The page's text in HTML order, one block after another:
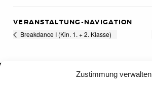
Zustimmung verwalten
VERANSTALTUNG-NAVIGATION
Breakdance I (Kin. 1. + 2. Klasse)